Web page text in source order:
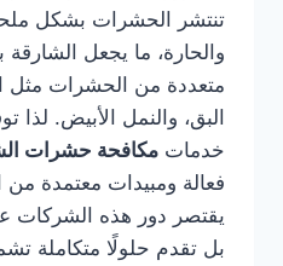
تنتشر الحشرات بشكل
والحارة، ما يجعل الشارقة
متعددة من الحشرات مثل
البق، والنمل الأبيض. لذا
خدمات مكافحة حشرات
فعالة ومبيدات معتمدة من
يقتصر دور هذه الشركات
بل تقدم حلولًا متكاملة